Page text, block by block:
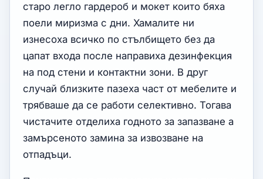
старо легло гардероб и мокет които бяха
поели миризма с дни. Хамалите ни
изнесоха всичко по стълбището без да
цапат входа после направиха дезинфекция
на под стени и контактни зони. В друг
случай близките пазеха част от мебелите и
трябваше да се работи селективно. Тогава
чистачите отделиха годното за запазване а
замърсеното замина за извозване на
отпадъци.